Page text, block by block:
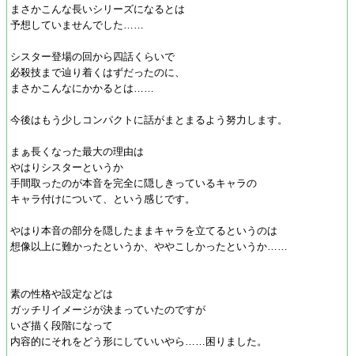
まさかこんな長いシリーズになるとは
予想していませんでした……
シスター登場の回から四話くらいで
必殺技まで辿り着くはずだったのに、
まさかこんなにかかるとは……
今後はもう少しコンパクトに話がまとまるよう努力します。
まぁ長くなった最大の理由は
やはりシスターというか
手間取ったのが本音を完全に隠しきっているキャラの
キャラ付けについて、という感じです。
やはり本音の部分を隠したままキャラを立てるというのは
想像以上に難かったというか、ややこしかったというか……
素の性格や設定などは
ガッチリイメージが決まっていたのですが
いざ描く段階になって
内容的にそれをどう形にしていいやら……困りました。